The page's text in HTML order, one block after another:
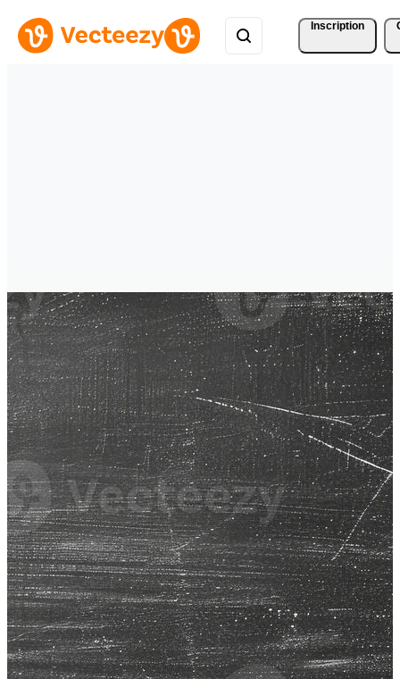
Inscription